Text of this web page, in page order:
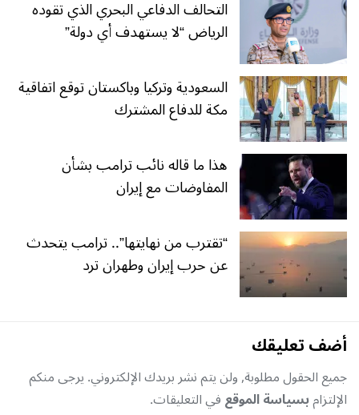
التحالف الدفاعي البحري الذي تقوده
الرياض “لا يستهدف أي دولة”
السعودية وتركيا وباكستان توقع اتفاقية
مكة للدفاع المشترك
هذا ما قاله نائب ترامب بشأن
المفاوضات مع إيران
“تقترب من نهايتها”.. ترامب يتحدث
عن حرب إيران وطهران ترد
أضف تعليقك
جميع الحقول مطلوبة, ولن يتم نشر بريدك الإلكتروني. يرجى منكم
الإلتزامبسياسة الموقعفي التعليقات.